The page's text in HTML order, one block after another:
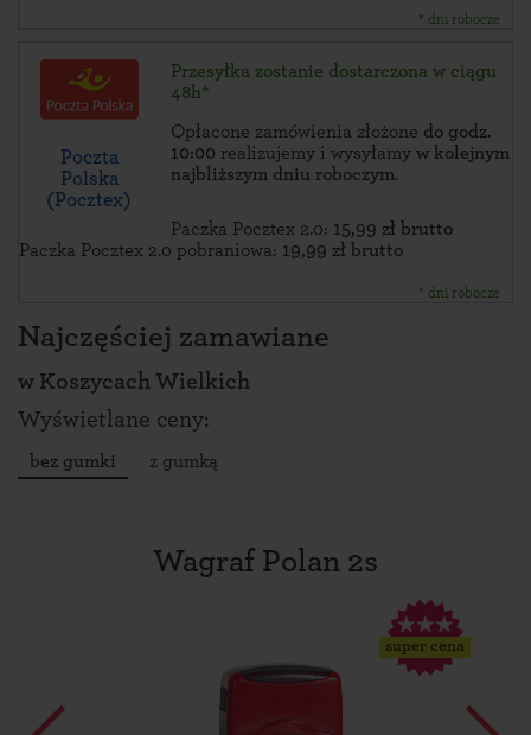
* dni robocze
Poczta
Polska
(Pocztex)
Przesyłka zostanie dostarczona w ciągu
48h*
Opłacone zamówienia złożone do godz.
10:00 realizujemy i wysyłamy w kolejnym
najbliższym dniu roboczym.
Paczka Pocztex 2.0: 15,99 zł brutto
Paczka Pocztex 2.0 pobraniowa: 19,99 zł brutto
* dni robocze
Najczęściej zamawiane
w Koszycach Wielkich
Wyświetlane ceny:
bez gumki z gumką
Wagraf Polan 2s
super cena